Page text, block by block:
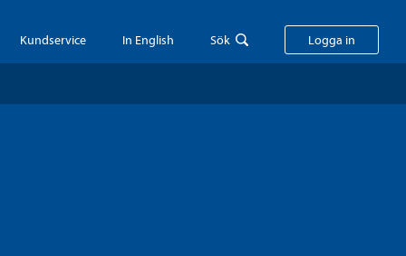
Kundservice In English Sök Logga in